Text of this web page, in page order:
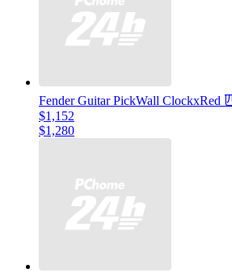
Fender Guitar PickWall ClockxRed
$1,152
$1,280